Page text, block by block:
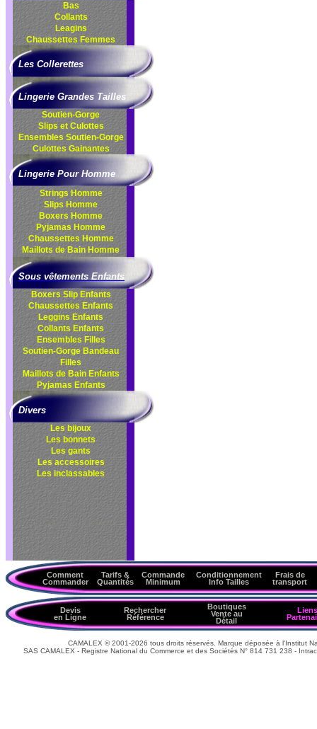
Bas
Collants
Leagins
Chaussettes Femmes
Les Collerettes
Lingerie Grandes Tailles
Soutien-Gorge
Slips et Culottes
EnsemblesSoutien-Gorge
CulottesGainantes
Lingerie Pour Homme
Strings Homme
Slips Homme
Boxers Homme
Pyjamas Homme
Chaussettes Homme
Maillots de Bain Homme
Sous vêtements Enfants
Boxers Slip Enfants
Chaussettes Enfants
Leggins Enfants
Collants Enfants
Ensembles Filles
Soutien-Gorge Bandeau
Filles
Maillots de Bain Enfants
Pyjamas Enfants
Divers
Les bijoux
Les bonnets
Les gants
Les accessoires
Les inclassables
Comment
Commander
Tarifs &
Quantités
Commande
Minimum
Conditionnement
Info Tailles
Frais de
transport
Devis
en Ligne
Rechercher
Référence
Boutiques
Vente au
Détail
Liens
CAMALEX © 2001-2026 tous droits réservés. Marque déposée à l'Institut
SAS CAMALEX - Registre National du Commerce et des Sociétés N° 814 731 238 -